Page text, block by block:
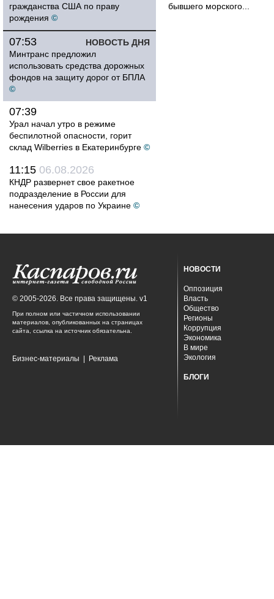
гражданства США по праву
рождения ©
НОВОСТЬ ДНЯ
07:53
Минтранс предложил
использовать средства дорожных
фондов на защиту дорог от БПЛА
©
07:39
Урал начал утро в режиме
беспилотной опасности, горит
склад Wilberries в Екатеринбурге ©
11:15 06.08.2026
КНДР развернет свое ракетное
подразделение в России для
нанесения ударов по Украине ©
бывшего морского...
© 2005-2026. Все права защищены. v1
При полном или частичном использовании
материалов, опубликованных на страницах
сайта, ссылка на источник обязательна.
Бизнес-материалы Реклама
НОВОСТИ
Оппозиция
Власть
Общество
Регионы
Коррупция
Экономика
В мире
Экология
БЛОГИ